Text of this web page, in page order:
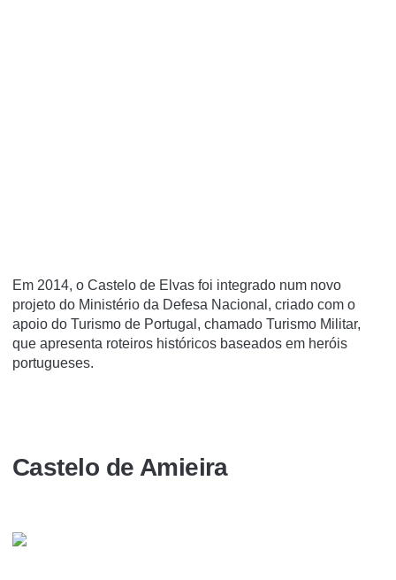
Em 2014, o Castelo de Elvas foi integrado num novo
projeto do Ministério da Defesa Nacional, criado com o
apoio do Turismo de Portugal, chamado Turismo Militar,
que apresenta roteiros históricos baseados em heróis
portugueses.
Castelo de Amieira